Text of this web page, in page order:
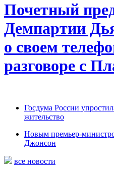
Почетный
Демпартии
о своем
разговоре с
Госдума России
жительство
Новым премьер-
Джонсон
все новости